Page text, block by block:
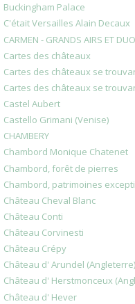
Buckingham Palace
C'était Versailles Alain Decaux
CARMEN - GRANDS AIRS ET
Cartes des châteaux
Cartes des châteaux se
Cartes des châteaux se
Castel Aubert
Castello Grimani (Venise)
CHAMBERY
Chambord Monique Chatenet
Chambord, forêt de pierres
Chambord, patrimoines
Château Cheval Blanc
Château Conti
Château Corvinesti
Château Crépy
Château d' Arundel (Angleterre)
Château d' Herstmonceux
Château d' Hever